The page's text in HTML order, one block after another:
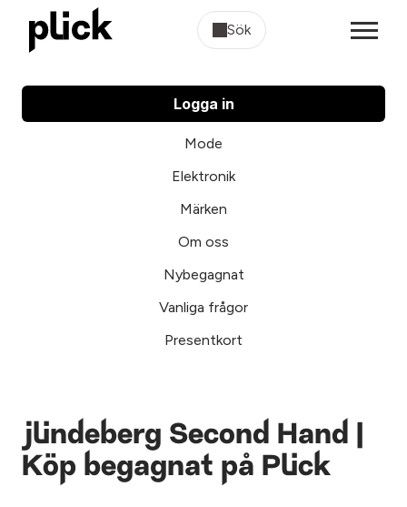
Sök
Logga in
Mode
Elektronik
Märken
Om oss
Nybegagnat
Vanliga frågor
Presentkort
jlindeberg Second Hand |
Köp begagnat på Plick